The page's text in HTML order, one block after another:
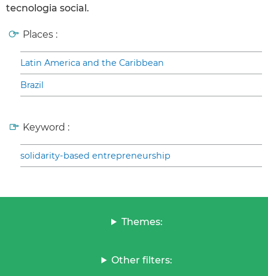
tecnologia social.
Places :
Latin America and the Caribbean
Brazil
Keyword :
solidarity-based entrepreneurship
Themes:
Other filters: